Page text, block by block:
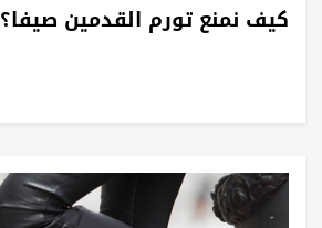
كيف نمنع تورم القدمين صيفا؟